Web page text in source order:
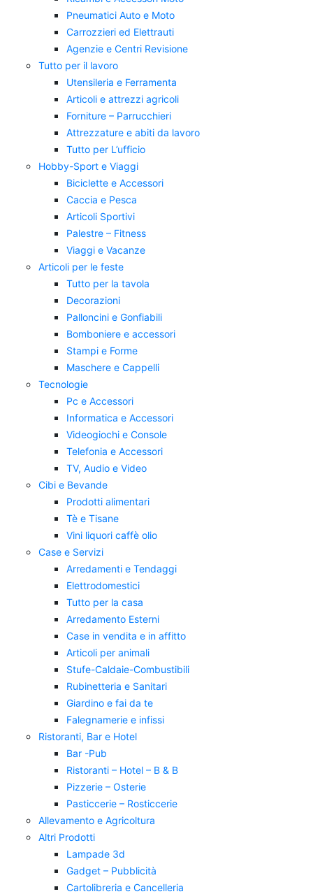
Pneumatici Auto e Moto
Carrozzieri ed Elettrauti
Agenzie e Centri Revisione
Tutto per il lavoro
Utensileria e Ferramenta
Articoli e attrezzi agricoli
Forniture – Parrucchieri
Attrezzature e abiti da lavoro
Tutto per L’ufficio
Hobby-Sport e Viaggi
Biciclette e Accessori
Caccia e Pesca
Articoli Sportivi
Palestre – Fitness
Viaggi e Vacanze
Articoli per le feste
Tutto per la tavola
Decorazioni
Palloncini e Gonfiabili
Bomboniere e accessori
Stampi e Forme
Maschere e Cappelli
Tecnologie
Pc e Accessori
Informatica e Accessori
Videogiochi e Console
Telefonia e Accessori
TV, Audio e Video
Cibi e Bevande
Prodotti alimentari
Tè e Tisane
Vini liquori caffè olio
Case e Servizi
Arredamenti e Tendaggi
Elettrodomestici
Tutto per la casa
Arredamento Esterni
Case in vendita e in affitto
Articoli per animali
Stufe-Caldaie-Combustibili
Rubinetteria e Sanitari
Giardino e fai da te
Falegnamerie e infissi
Ristoranti, Bar e Hotel
Bar -Pub
Ristoranti – Hotel – B & B
Pizzerie – Osterie
Pasticcerie – Rosticcerie
Allevamento e Agricoltura
Altri Prodotti
Lampade 3d
Gadget – Pubblicità
Cartolibreria e Cancelleria